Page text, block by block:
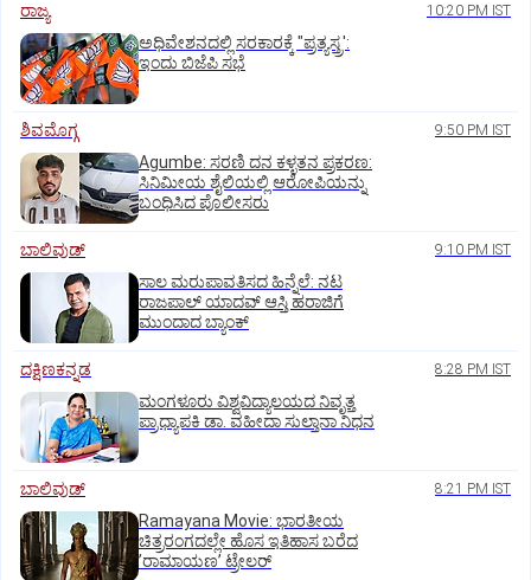
ರಾಜ್ಯ 10:20 PM IST
ಅಧಿವೇಶನದಲ್ಲಿ ಸರಕಾರಕ್ಕೆ "ಪ್ರತ್ಯಸ್ತ್ರ':
ಇಂದು ಬಿಜೆಪಿ ಸಭೆ
ಶಿವಮೊಗ್ಗ 9:50 PM IST
Agumbe: ಸರಣಿ ದನ ಕಳ್ಳತನ ಪ್ರಕರಣ:
ಸಿನಿಮೀಯ ಶೈಲಿಯಲ್ಲಿ ಆರೋಪಿಯನ್ನು
ಬಂಧಿಸಿದ ಪೊಲೀಸರು
ಬಾಲಿವುಡ್‌ 9:10 PM IST
ಸಾಲ ಮರುಪಾವತಿಸದ ಹಿನ್ನೆಲೆ: ನಟ
ರಾಜಪಾಲ್ ಯಾದವ್‌ ಆಸ್ತಿ ಹರಾಜಿಗೆ
ಮುಂದಾದ ಬ್ಯಾಂಕ್
ದಕ್ಷಿಣಕನ್ನಡ 8:28 PM IST
ಮಂಗಳೂರು ವಿಶ್ವವಿದ್ಯಾಲಯದ ನಿವೃತ್ತ
ಪ್ರಾಧ್ಯಾಪಕಿ ಡಾ. ವಹೀದಾ ಸುಲ್ತಾನಾ ನಿಧನ
ಬಾಲಿವುಡ್‌ 8:21 PM IST
Ramayana Movie: ಭಾರತೀಯ
ಚಿತ್ರರಂಗದಲ್ಲೇ ಹೊಸ ಇತಿಹಾಸ ಬರೆದ
ʼರಾಮಾಯಣʼ ಟ್ರೇಲರ್